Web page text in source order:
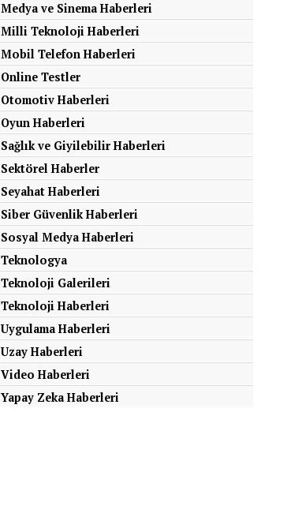
Medya ve Sinema Haberleri
Milli Teknoloji Haberleri
Mobil Telefon Haberleri
Online Testler
Otomotiv Haberleri
Oyun Haberleri
Sağlık ve Giyilebilir Haberleri
Sektörel Haberler
Seyahat Haberleri
Siber Güvenlik Haberleri
Sosyal Medya Haberleri
Teknologya
Teknoloji Galerileri
Teknoloji Haberleri
Uygulama Haberleri
Uzay Haberleri
Video Haberleri
Yapay Zeka Haberleri